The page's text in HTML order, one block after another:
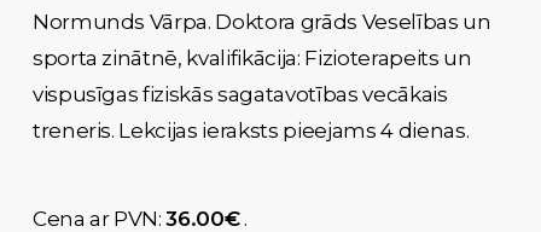
Normunds Vārpa. Doktora grāds Veselības un
sporta zinātnē, kvalifikācija: Fizioterapeits un
vispusīgas fiziskās sagatavotības vecākais
treneris. Lekcijas ieraksts pieejams 4 dienas.
Cena ar PVN:36.00€.